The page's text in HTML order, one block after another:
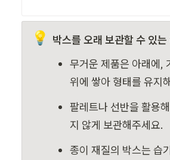
💡 박스를 오래 보관할 수 있
무거운 제품은 아래에,
위에 쌓아 형태를 유지
팔레트나 선반을 활용해
지 않게 보관해주세요.
종이 재질의 박스는 습